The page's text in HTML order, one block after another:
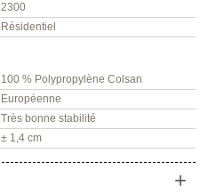
2300
Résidentiel
100 % Polypropylène Colsan
Européenne
Très bonne stabilité
± 1,4 cm
+